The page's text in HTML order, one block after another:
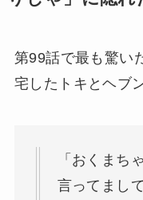
第99話で最も驚い
宅したトキとヘブ
「おくまち
言ってまし